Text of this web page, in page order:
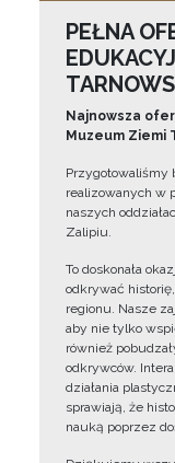
PEŁNA
Najnowsza
Muzeum Ziemi
Przygotowaliśmy
realizowanych w
naszych
Zalipiu.
To doskonała
odkrywać
regionu. Nasze
aby nie tylko
również
odkrywców.
działania
sprawiają, że
nauką poprzez